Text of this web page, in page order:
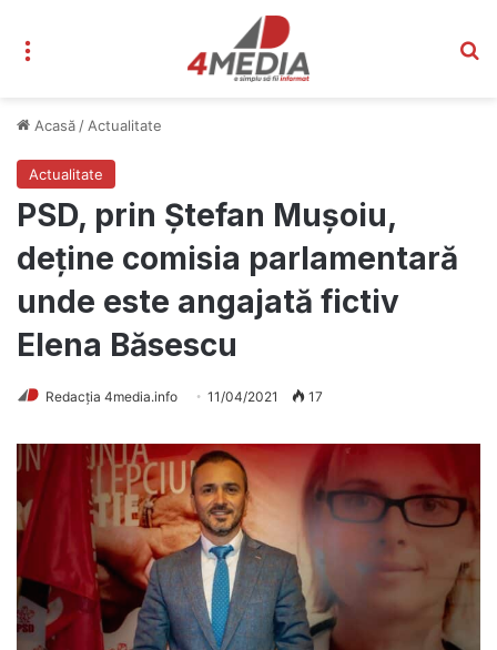
Acasă / Actualitate
Actualitate
PSD, prin Ștefan Mușoiu,
deține comisia parlamentară
unde este angajată fictiv
Elena Băsescu
Redacția 4media.info 11/04/2021 17